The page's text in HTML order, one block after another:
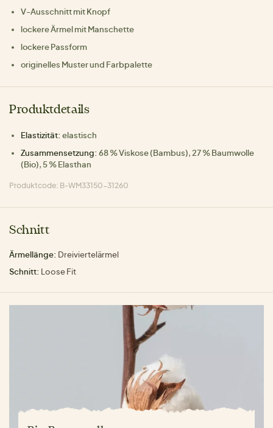
V-Ausschnitt mit Knopf
lockere Ärmel mit Manschette
lockere Passform
originelles Muster und Farbpalette
Produktdetails
Elastizität: elastisch
Zusammensetzung: 68 % Viskose (Bambus), 27 % Baumwolle
(Bio), 5 % Elasthan
Produktcode: B-WM33150-31260
Schnitt
Ärmellänge: Dreiviertelärmel
Schnitt: Loose Fit